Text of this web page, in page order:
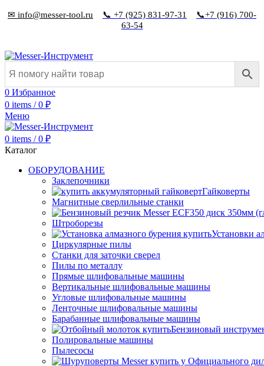
✉ info@messer-tool.ru 📞 +7 (925) 831-97-31
📞+7 (916) 700-
63-54
0 Избранное
0 items / 0 ₽
Меню
0 items / 0 ₽
Каталог
ОБОРУДОВАНИЕ
Заклепочники
Гайковерты
Магнитные сверлильные станки
Штроборезы
Установки
Циркулярные пилы
Станки для заточки сверел
Пилы по металлу
Прямые шлифовальные машины
Вертикальные шлифовальные машины
Угловые шлифовальные машины
Ленточные шлифовальные машины
Барабанные шлифовальные машины
Бензиновый
Полировальные машины
Пылесосы